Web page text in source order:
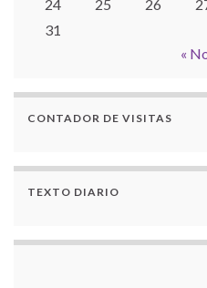
24
25 26
31
«
CONTADOR DE VISITAS
TEXTO DIARIO